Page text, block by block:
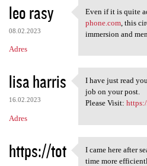
leo rasy
08.02.2023
Adres
Even if it is
Even if it is quite
phone.com, this
immersion and
lisa harris
16.02.2023
Adres
I have just read
I have just read
job on your post.
Please Visit:
https://tot
I came here
I came here after
time more